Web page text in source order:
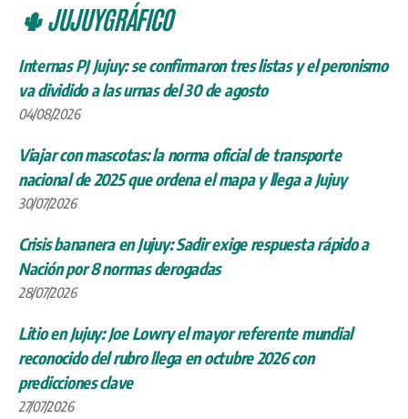
🌵 JUJUYGRÁFICO
Internas PJ Jujuy: se confirmaron tres listas y el peronismo
va dividido a las urnas del 30 de agosto
04/08/2026
Viajar con mascotas: la norma oficial de transporte
nacional de 2025 que ordena el mapa y llega a Jujuy
30/07/2026
Crisis bananera en Jujuy: Sadir exige respuesta rápido a
Nación por 8 normas derogadas
28/07/2026
Litio en Jujuy: Joe Lowry el mayor referente mundial
reconocido del rubro llega en octubre 2026 con
predicciones clave
27/07/2026